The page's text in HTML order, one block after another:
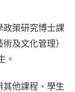
策研究博士課
及文化管理）
。
他課程、學生